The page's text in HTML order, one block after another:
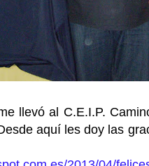
llevó al C.E.I.P.
aquí les doy las